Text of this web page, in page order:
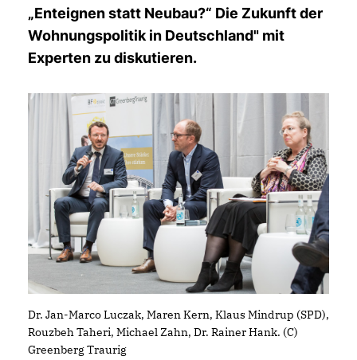
Enteignen statt Neubau?“ Die Zukunft der
Wohnungspolitik in Deutschland" mit
Experten zu diskutieren.
Dr. Jan-Marco Luczak, Maren Kern, Klaus Mindrup (SPD),
Rouzbeh Taheri, Michael Zahn, Dr. Rainer Hank. (C)
Greenberg Traurig